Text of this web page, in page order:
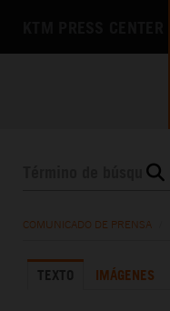
LA EMPRESA
COMUNICADO DE PRENSA
TEXTO IMÁGENES